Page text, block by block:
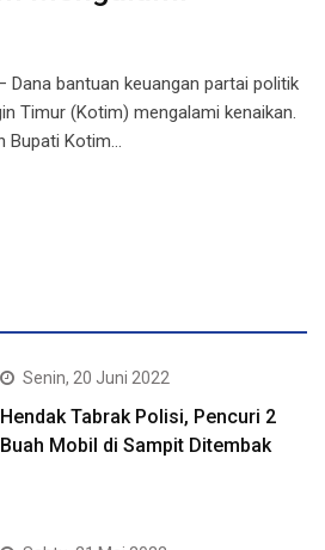
Dana bantuan keuangan partai politik
Timur (Kotim) mengalami kenaikan.
Kotim…
Senin, 20 Juni 2022
Hendak Tabrak Polisi, Pencuri 2
Buah Mobil di Sampit Ditembak